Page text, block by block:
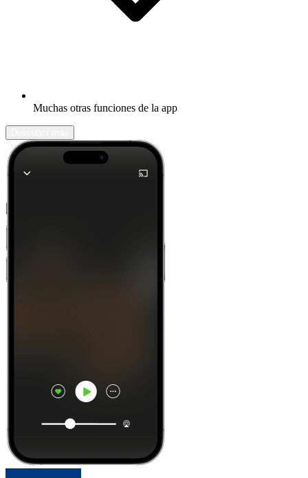
Muchas otras funciones de la app